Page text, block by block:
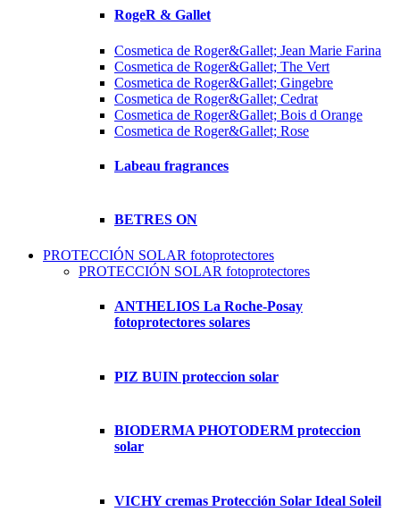
RogeR & Gallet
Cosmetica de Roger&Gallet; Jean Marie Farina
Cosmetica de Roger&Gallet; The Vert
Cosmetica de Roger&Gallet; Gingebre
Cosmetica de Roger&Gallet; Cedrat
Cosmetica de Roger&Gallet; Bois d Orange
Cosmetica de Roger&Gallet; Rose
Labeau fragrances
BETRES ON
PROTECCIÓN SOLAR fotoprotectores
PROTECCIÓN SOLAR fotoprotectores
ANTHELIOS La Roche-Posay
fotoprotectores solares
PIZ BUIN proteccion solar
BIODERMA PHOTODERM proteccion
solar
VICHY cremas Protección Solar Ideal Soleil